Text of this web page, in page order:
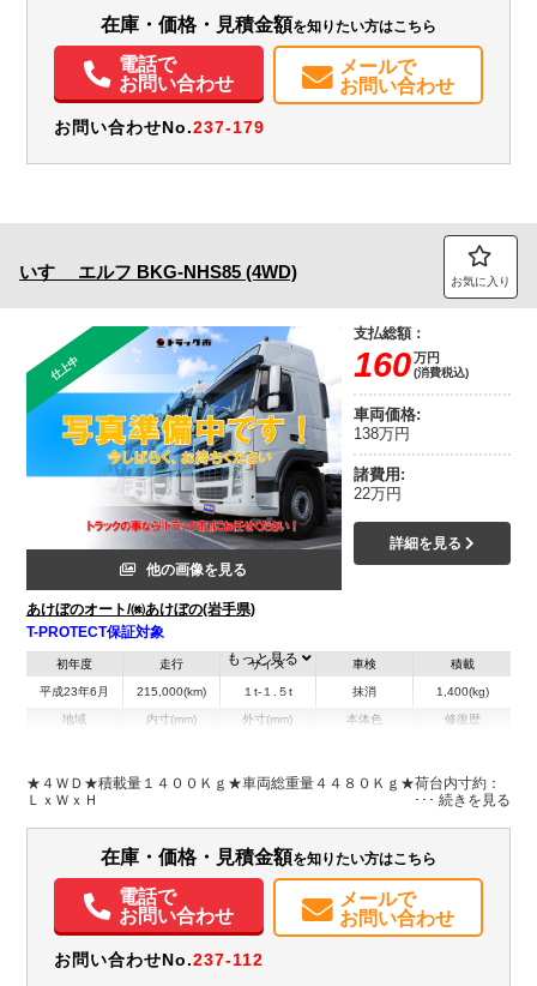
パワステ エアバッグ
在庫・価格・見積金額を知りたい方はこちら
電話で
お問い合わせ
メールで
お問い合わせ
お問い合わせNo.237-179
いすゞ エルフ BKG-NHS85 (4WD) お気に入り
仕上中
他の画像を見る
あけぼのオート/㈱あけぼの(岩手県)
T-PROTECT保証対象
支払総額：
160万円
(消費税込)
車両価格:
138万円
諸費用:
22万円
詳細を見る
初年度
平成23年6月
走行
215,000(km)
サイズ
１t-１.５t
車検
抹消
積載
1,400(kg)
地域 内寸(mm) 外寸(mm)
H:2,230
本体色 修復歴
パワステ パワーウィンドウ ABS エアバッグ
もっと見る
★４ＷＤ★積載量１４００Ｋｇ★車両総重量４４８０Ｋｇ★荷台内寸約：
ＬｘＷｘＨ
在庫・価格・見積金額を知りたい方はこちら
電話で
お問い合わせ
メールで
お問い合わせ
お問い合わせNo.237-112